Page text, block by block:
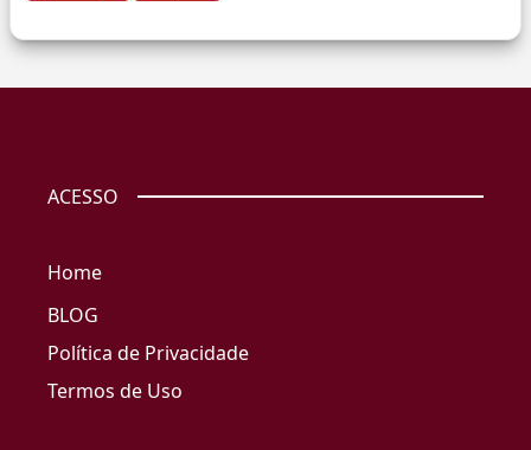
ACESSO
Home
BLOG
Política de Privacidade
Termos de Uso